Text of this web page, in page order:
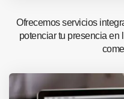
Ofrecemos servicios
potenciar tu presencia en